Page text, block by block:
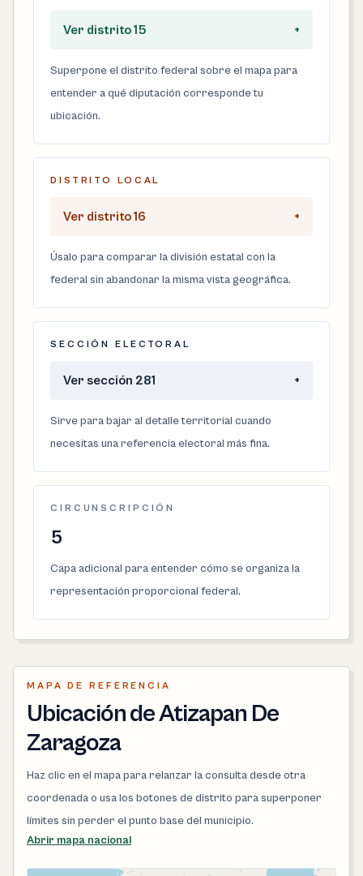
Ver distrito 15 +
Superpone el distrito federal sobre el mapa para
entender a qué diputación corresponde tu
ubicación.
DISTRITO LOCAL
Ver distrito 16 +
Úsalo para comparar la división estatal con la
federal sin abandonar la misma vista geográfica.
SECCIÓN ELECTORAL
Ver sección 281 +
Sirve para bajar al detalle territorial cuando
necesitas una referencia electoral más fina.
CIRCUNSCRIPCIÓN
5
Capa adicional para entender cómo se organiza la
representación proporcional federal.
MAPA DE REFERENCIA
Ubicación de Atizapan De
Zaragoza
Haz clic en el mapa para relanzar la consulta desde otra
coordenada o usa los botones de distrito para superponer
límites sin perder el punto base del municipio.
Abrir mapa nacional